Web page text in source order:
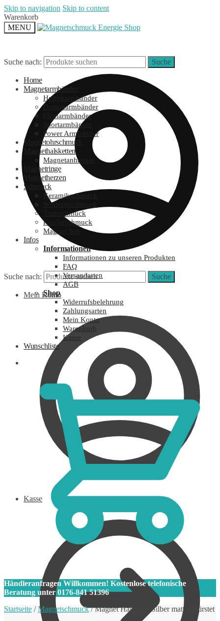
Skip to navigation Skip to content
Warenkorb
MENU
Suche nach: Suche
Mein Konto
Kasse
Suche nach: Suche
Home
Magnetarmbänder
Herrenarmbänder
Damenarmbänder
Flexiarmbänder
Sportarmbänder
Power Armbänder
Magnetohrschmuck
Magnethalsketten
Magnetanhänger
Magnetringe
Magnetherzen
Schmuck
Keramikschmuck
Wolframschmuck
Titanschmuck
Kupferschmuck
Magnet Sets
Infos
Informationen
Informationen zu unseren Produkten
FAQ
Versandarten
AGB
Shop
Widerrufsbelehrung
Zahlungsarten
Mein Konto
Warenkorb
Kasse
Wunschliste
Händleranfragen Willkommen! Kostenlose telefonische
Beratung unter 0176-841 51396
Startseite /Magnetschmuck/Magnet Halskette Silber matt gebürstet